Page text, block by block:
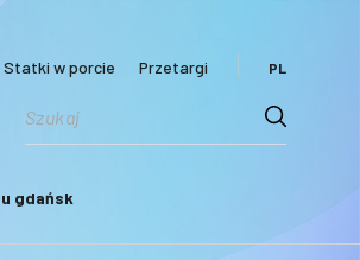
Statki w porcie Przetargi PL
gdańsk